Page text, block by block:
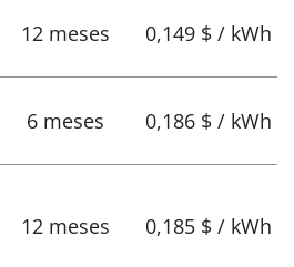
12 meses 0,149 $ / kWh
6 meses 0,186 $ / kWh
12 meses 0,185 $ / kWh